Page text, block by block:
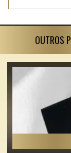
OUTROS